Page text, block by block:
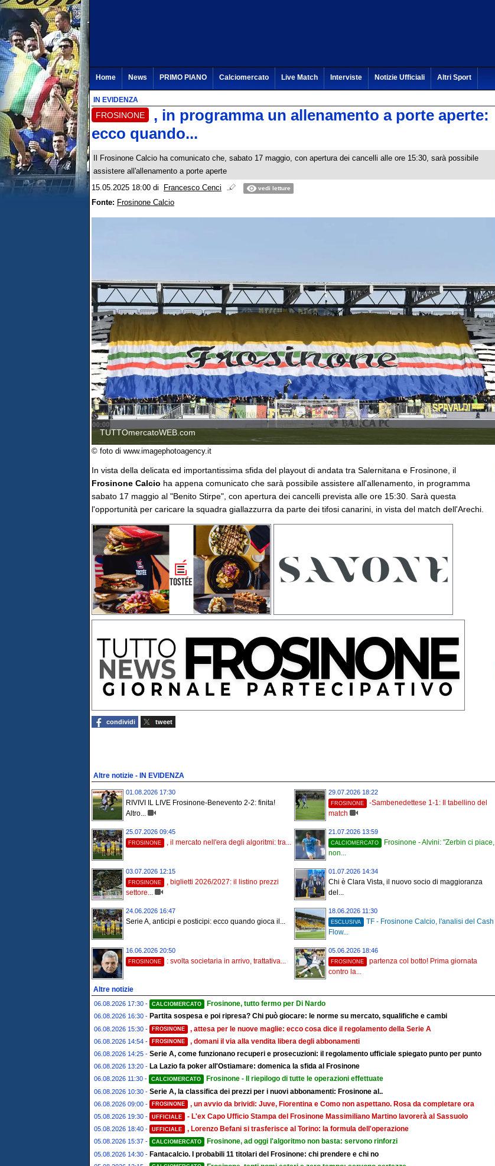
Home News PRIMO PIANO Calciomercato Live Match Interviste Notizie Ufficiali Altri Sport
IN EVIDENZA
FROSINONE
, in programma un allenamento a porte aperte:
ecco quando...
Il Frosinone Calcio ha comunicato che, sabato 17 maggio, con apertura dei cancelli alle ore 15:30, sarà possibile
assistere all'allenamento a porte aperte
15.05.2025 18:00 di Francesco Cenci vedi letture
Fonte: Frosinone Calcio
TUTTOmercatoWEB.com
© foto di www.imagephotoagency.it
In vista della delicata ed importantissima sfida del playout di andata tra Salernitana e Frosinone, il
Frosinone Calcio ha appena comunicato che sarà possibile assistere all'allenamento, in programma
sabato 17 maggio al "Benito Stirpe", con apertura dei cancelli prevista alle ore 15:30. Sarà questa
l'opportunità per caricare la squadra giallazzurra da parte dei tifosi canarini, in vista del match dell'Arechi.
condividi tweet
Altre notizie - IN EVIDENZA
01.08.2026 17:30
RIVIVI IL LIVE Frosinone-Benevento 2-2: finita!
Altro...
29.07.2026 18:22
FROSINONE
-Sambenedettese 1-1: Il tabellino del
match
25.07.2026 09:45
FROSINONE , il mercato nell'era degli algoritmi: tra...
21.07.2026 13:59
CALCIOMERCATO
Frosinone - Alvini: "Zerbin ci piace,
non...
03.07.2026 12:15
FROSINONE
, biglietti 2026/2027: il listino prezzi
settore...
01.07.2026 14:34
Chi è Clara Vista, il nuovo socio di maggioranza
del...
24.06.2026 16:47
Serie A, anticipi e posticipi: ecco quando gioca il...
18.06.2026 11:30
ESCLUSIVA
TF - Frosinone Calcio, l'analisi del Cash
Flow...
16.06.2026 20:50
FROSINONE : svolta societaria in arrivo, trattativa...
05.06.2026 18:46
FROSINONE
partenza col botto! Prima giornata
contro la...
Altre notizie
06.08.2026 17:30 - CALCIOMERCATO Frosinone, tutto fermo per Di Nardo
06.08.2026 16:30 - Partita sospesa e poi ripresa? Chi può giocare: le norme su mercato, squalifiche e cambi
06.08.2026 15:30 - FROSINONE , attesa per le nuove maglie: ecco cosa dice il regolamento della Serie A
06.08.2026 14:54 - FROSINONE , domani il via alla vendita libera degli abbonamenti
06.08.2026 14:25 - Serie A, come funzionano recuperi e prosecuzioni: il regolamento ufficiale spiegato punto per punto
06.08.2026 13:20 - La Lazio fa poker all'Ostiamare: domenica la sfida al Frosinone
06.08.2026 11:30 - CALCIOMERCATO Frosinone - Il riepilogo di tutte le operazioni effettuate
06.08.2026 10:30 - Serie A, la classifica dei prezzi per i nuovi abbonamenti: Frosinone al..
06.08.2026 09:00 - FROSINONE , un avvio da brividi: Juve, Fiorentina e Como non aspettano. Rosa da completare ora
05.08.2026 19:30 - UFFICIALE - L'ex Capo Ufficio Stampa del Frosinone Massimiliano Martino lavorerà al Sassuolo
05.08.2026 18:40 - UFFICIALE , Lorenzo Befani si trasferisce al Torino: la formula dell'operazione
05.08.2026 15:37 - CALCIOMERCATO Frosinone, ad oggi l'algoritmo non basta: servono rinforzi
05.08.2026 14:30 - Fantacalcio. I probabili 11 titolari del Frosinone: chi prendere e chi no